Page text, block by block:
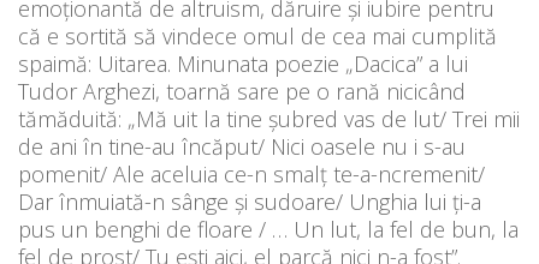
emoționantă de altruism, dăruire și iubire pentru
că e sortită să vindece omul de cea mai cumplită
spaimă: Uitarea. Minunata poezie „Dacica” a lui
Tudor Arghezi, toarnă sare pe o rană nicicând
tămăduită: „Mă uit la tine șubred vas de lut/ Trei mii
de ani în tine-au încăput/ Nici oasele nu i s-au
pomenit/ Ale aceluia ce-n smalț te-a-ncremenit/
Dar înmuiată-n sânge și sudoare/ Unghia lui ți-a
pus un benghi de floare / … Un lut, la fel de bun, la
fel de prost/ Tu ești aici, el parcă nici n-a fost”.